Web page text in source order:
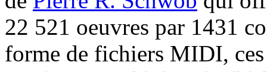
22 521 oeuvres par 1431
forme de fichiers MIDI,